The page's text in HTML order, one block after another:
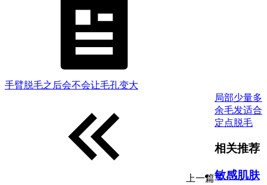
手臂脱毛之后会不会让毛孔变大
上一篇
局部少量多
余毛发适合
定点脱毛
相关推荐
敏感肌肤